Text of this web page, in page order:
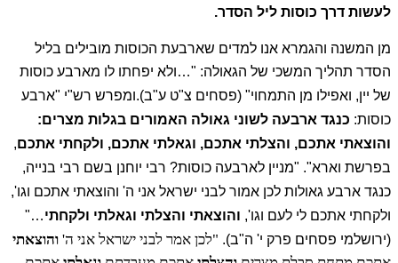
לעשות דרך כוסות ליל הסדר.
מן המשנה והגמרא אנו למדים שארבעת הכוסות מובילים בליל
הסדר תהליך המשכי של הגאולה: "…ולא יפחתו לו מארבע כוסות
של יין, ואפילו מן התמחוי" (פסחים צ"ט ע"ב).ומפרש רש"י "ארבע
כוסות: כנגד ארבעה לשוני גאולה האמורים בגלות מצרים:
והוצאתי אתכם, והצלתי אתכם, וגאלתי אתכם, ולקחתי אתכם,
בפרשת וארא". "מניין לארבעה כוסות? רבי יוחנן בשם רבי בנייה,
כנגד ארבע גאולות לכן אמור לבני ישראל אני ה' והוצאתי אתכם וגו',
ולקחתי אתכם לי לעם וגו', והוצאתי והצלתי וגאלתי ולקחתי…"
(ירושלמי פסחים פרק י' ה"ב). "לכן אמר לבני ישראל אני ה' והוצאתי